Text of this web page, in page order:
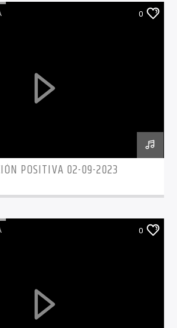
0
POSITIVA 02-09-2023
0